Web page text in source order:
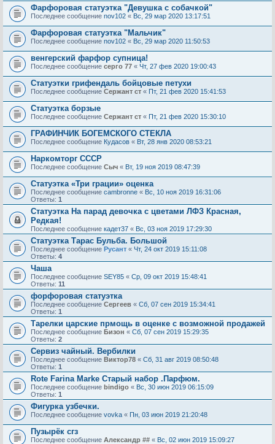
Фарфоровая статуэтка "Девушка с собачкой"
Последнее сообщение nov102 « Вс, 29 мар 2020 13:17:51
Фарфоровая статуэтка "Мальчик"
Последнее сообщение nov102 « Вс, 29 мар 2020 11:50:53
венгерский фарфор супница!
Последнее сообщение серго 77 « Чт, 27 фев 2020 19:00:43
Статуэтки грифендаль бойцовые петухи
Последнее сообщение Сержант ст « Пт, 21 фев 2020 15:41:53
Статуэтка борзые
Последнее сообщение Сержант ст « Пт, 21 фев 2020 15:30:10
ГРАФИНЧИК БОГЕМСКОГО СТЕКЛА
Последнее сообщение Кудасов « Вт, 28 янв 2020 08:53:21
Наркомторг СССР
Последнее сообщение Сыч « Вт, 19 ноя 2019 08:47:39
Статуэтка «Три грации» оценка
Последнее сообщение cambronne « Вс, 10 ноя 2019 16:31:06
Ответы: 1
Статуэтка На парад девочка с цветами ЛФЗ Красная,
Редкая!
Последнее сообщение кадет37 « Вс, 03 ноя 2019 17:29:30
Статуэтка Тарас Бульба. Большой
Последнее сообщение Русант « Чт, 24 окт 2019 15:11:08
Ответы: 4
Чаша
Последнее сообщение SEY85 « Ср, 09 окт 2019 15:48:41
Ответы: 11
форфоровая статуэтка
Последнее сообщение Сергеев « Сб, 07 сен 2019 15:34:41
Ответы: 1
Тарелки царские прмощь в оценке с возможной продажей
Последнее сообщение Бизон « Сб, 07 сен 2019 15:29:35
Ответы: 2
Сервиз чайный. Вербилки
Последнее сообщение Виктор78 « Сб, 31 авг 2019 08:50:48
Ответы: 1
Rote Farina Marke Старый набор .Парфюм.
Последнее сообщение bindigo « Вс, 30 июн 2019 06:15:09
Ответы: 1
Фигурка узбечки.
Последнее сообщение vovka « Пн, 03 июн 2019 21:20:48
Пузырёк сгз
Последнее сообщение Александр ## « Вс, 02 июн 2019 15:09:27